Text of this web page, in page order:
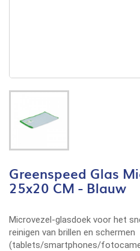
Greenspeed Glas
25x20 CM - Blauw
Microvezel-glasdoek voor het
reinigen van brillen en schermen
(tablets/smartphones/